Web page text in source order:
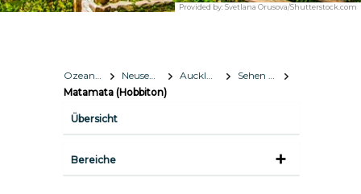
Provided by:Svetlana Orusova/Shutterstock.com
Ozeanien Neuseeland Auckland
Sehen & Erleben
Matamata (Hobbiton)
Übersicht
Bereiche